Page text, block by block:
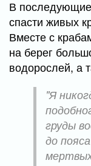
В
спасти живых
Вместе с
на берег
водорослей, а
"Я
груды
до